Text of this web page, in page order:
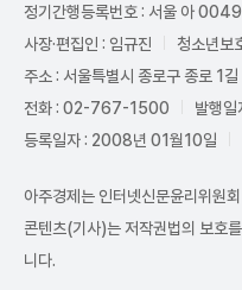
정기간행등록번호 : 서울 아
사장·편집인 : 임규진
청소년보
주소 : 서울특별시 종로구 종로 1
전화 : 02-767-1500
발행
등록일자 : 2008년 01월10일
아주경제는 인터넷신문윤리위원
콘텐츠(기사)는 저작권법의 보호
니다.